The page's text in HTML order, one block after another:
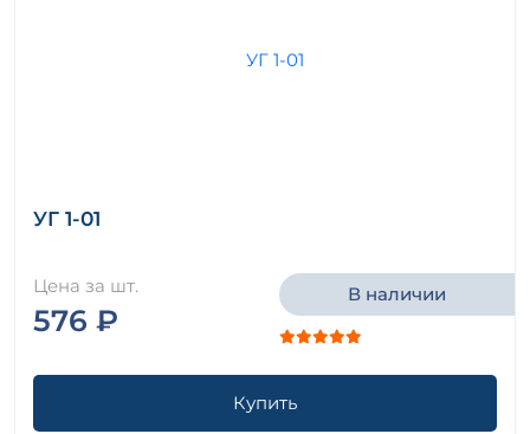
УГ 1-01
Цена за шт.
576 ₽
В наличии
Купить